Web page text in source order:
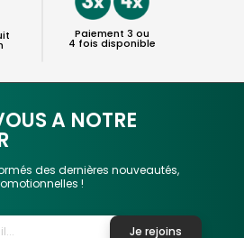
Paiement 3 ou
4 fois disponible
A NOTRE
des dernières nouveautés,
!
Je rejoins